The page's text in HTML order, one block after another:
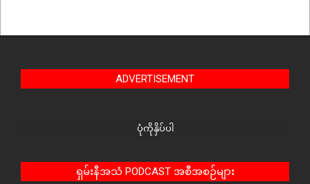
ADVERTISEMENT
ပုံကိုနှိပ်ပါ
ရှမ်းနီအသံ PODCAST အစီအစဉ်များ